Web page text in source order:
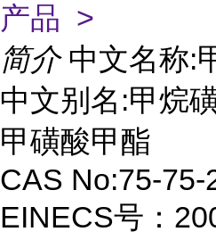
产品 >
简介 中文名称:
中文别名:甲烷
甲磺酸甲酯
CAS No:75-75-
EINECS号：